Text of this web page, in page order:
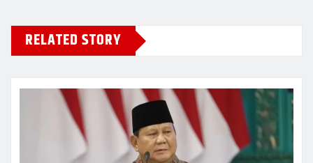
RELATED STORY